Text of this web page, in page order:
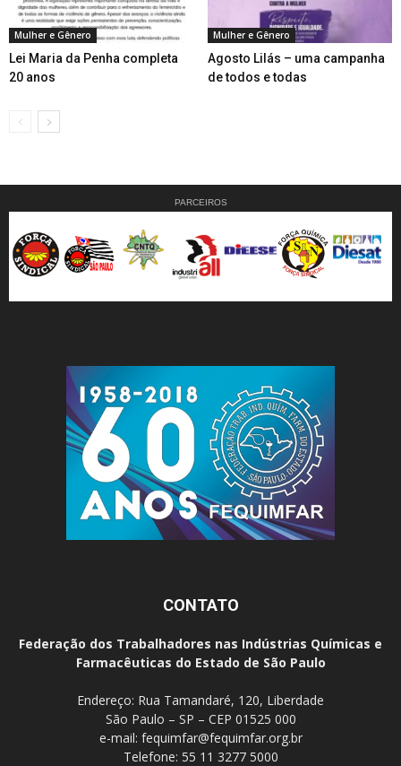
Mulher e Gênero
Lei Maria da Penha completa
20 anos
Mulher e Gênero
Agosto Lilás – uma campanha
de todos e todas
PARCEIROS
CONTATO
Federação dos Trabalhadores nas Indústrias Químicas e
Farmacêuticas do Estado de São Paulo
Endereço: Rua Tamandaré, 120, Liberdade
São Paulo – SP – CEP 01525 000
e-mail: fequimfar@fequimfar.org.br
Telefone: 55 11 3277 5000